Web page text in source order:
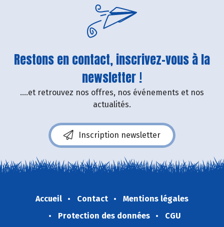
Restons en contact, inscrivez-vous à la
newsletter !
....et retrouvez nos offres, nos événements et nos
actualités.
Inscription newsletter
Accueil Contact
Mentions légales
Protection des données
CGU